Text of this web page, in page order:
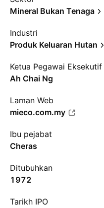
Mineral Bukan Tenaga
Industri
Produk Keluaran Hutan
Ketua Pegawai Eksekutif
Ah Chai Ng
Laman Web
mieco.com.my
Ibu pejabat
Cheras
Ditubuhkan
1972
Tarikh IPO